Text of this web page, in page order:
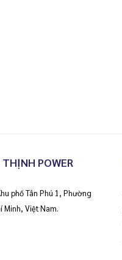
POWER
phố Tân Phú 1, Phường
Minh, Việt Nam.